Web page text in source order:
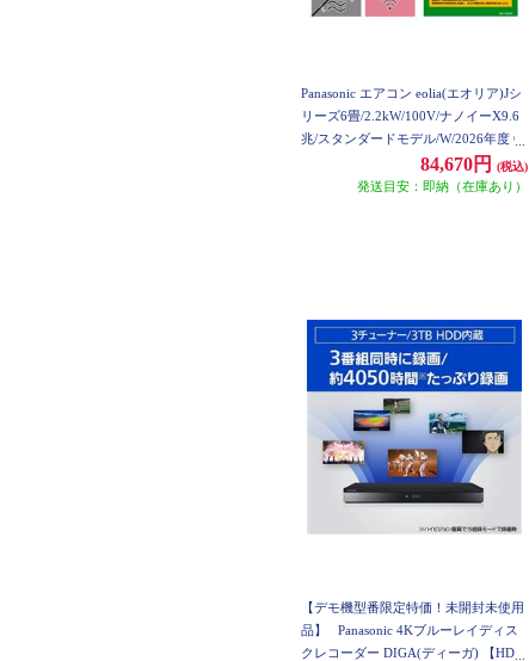
Panasonic エアコン eolia(エオリア)Jシ
リーズ6畳/2.2kW/100V/ナノイーX9.6
兆/スタンダードモデル/W/2026年度 C
84,670円 (税込)
発送目安：即納（在庫あり）
【デモ機型番限定特価！未開封未使用
品】
Panasonic 4Kブルーレイディス
クレコーダー DIGA(ディーガ) 【HDD